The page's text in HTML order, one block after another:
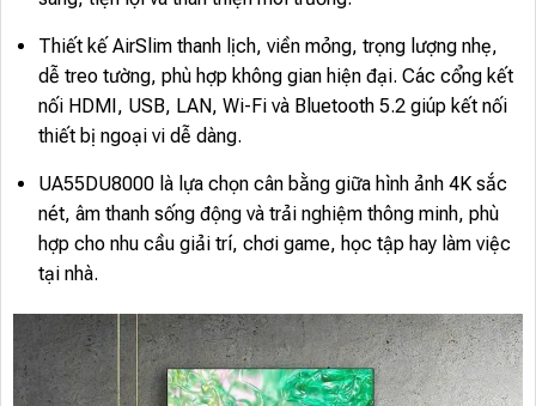
Thiết kế AirSlim thanh lịch, viền mỏng, trọng lượng nhẹ,
dễ treo tường, phù hợp không gian hiện đại. Các cổng kết
nối HDMI, USB, LAN, Wi-Fi và Bluetooth 5.2 giúp kết nối
thiết bị ngoại vi dễ dàng.
UA55DU8000 là lựa chọn cân bằng giữa hình ảnh 4K sắc
nét, âm thanh sống động và trải nghiệm thông minh, phù
hợp cho nhu cầu giải trí, chơi game, học tập hay làm việc
tại nhà.